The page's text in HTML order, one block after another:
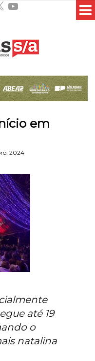
YouTube
em
2024
até 19
o
natalina